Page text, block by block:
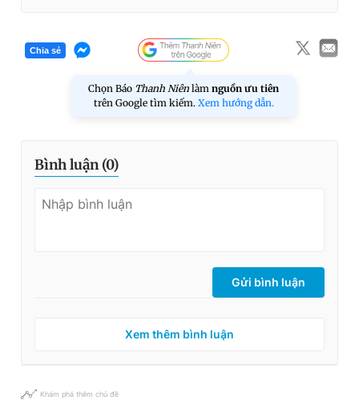
Chia sẻ
Chọn Báo Thanh Niên làm nguồn ưu tiên
trên Google tìm kiếm. Xem hướng dẫn.
Bình luận (0)
Gửi bình luận
Xem thêm bình luận
Khám phá thêm chủ đề